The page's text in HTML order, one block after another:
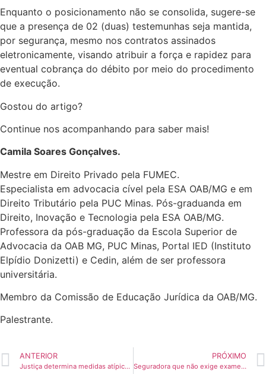
Enquanto o posicionamento não se consolida, sugere-se
que a presença de 02 (duas) testemunhas seja mantida,
por segurança, mesmo nos contratos assinados
eletronicamente, visando atribuir a força e rapidez para
eventual cobrança do débito por meio do procedimento
de execução.
Gostou do artigo?
Continue nos acompanhando para saber mais!
Camila Soares Gonçalves.
Mestre em Direito Privado pela FUMEC.
Especialista em advocacia cível pela ESA OAB/MG e em
Direito Tributário pela PUC Minas. Pós-graduanda em
Direito, Inovação e Tecnologia pela ESA OAB/MG.
Professora da pós-graduação da Escola Superior de
Advocacia da OAB MG, PUC Minas, Portal IED (Instituto
Elpídio Donizetti) e Cedin, além de ser professora
universitária.
Membro da Comissão de Educação Jurídica da OAB/MG.
Palestrante.
ANTERIOR
Justiça determina medidas atípicas para verificar real situação econômica de pai que busca redução de pensão do filho
PRÓXIMO
Seguradora que não exige exames prévios deve pagar indenização